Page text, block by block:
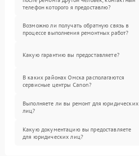
телефон которого я предоставлю?
Возможно ли получать обратную связь в
процессе выполнения ремонтных работ?
Какую гарантию вы предоставляете?
В каких районах Омска располагаются
сервисные центры Canon?
Выполняете ли вы ремонт для юридических
лиц?
Какую документацию вы предоставляете
для юридических лиц?